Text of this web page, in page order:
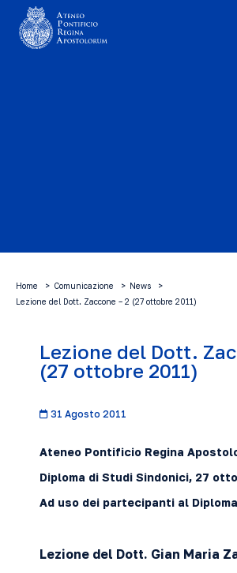
Home Comunicazione
News
Lezione del Dott. Zaccone – 2 (27 ottobre 2011)
Lezione del Dott.
(27 ottobre 2011)
31 Agosto 2011
Ateneo Pontificio Regina
Diploma di Studi Sindonici, 27
Ad uso dei partecipanti al Diploma
Lezione del Dott. Gian Maria